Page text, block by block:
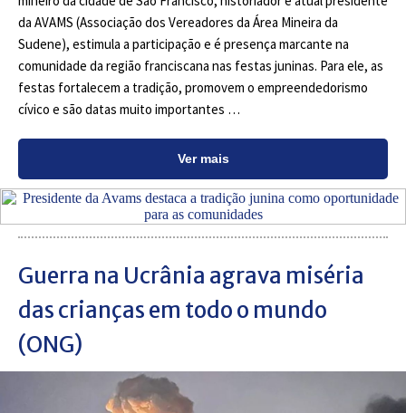
da AVAMS (Associação dos Vereadores da Área Mineira da
Sudene), estimula a participação e é presença marcante na
comunidade da região franciscana nas festas juninas. Para ele, as
festas fortalecem a tradição, promovem o empreendedorismo
cívico e são datas muito importantes …
Ver mais
Guerra na Ucrânia agrava miséria
das crianças em todo o mundo
(ONG)